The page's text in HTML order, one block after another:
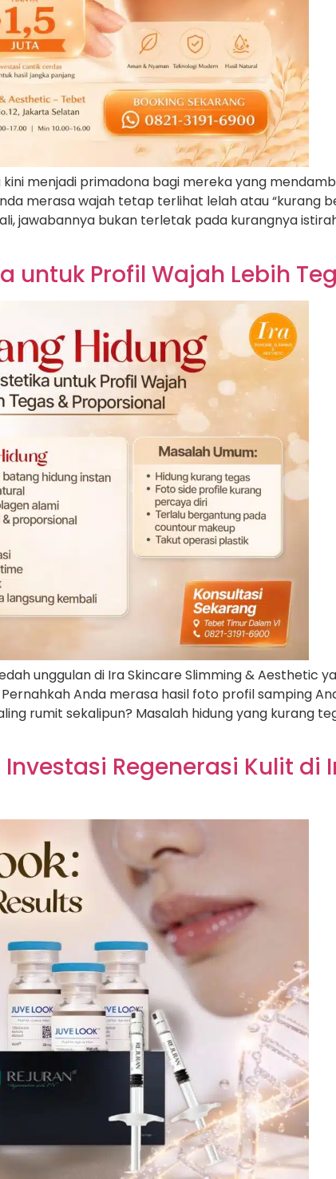
menjadi primadona bagi mereka yang
merasa wajah tetap terlihat lelah atau “kurang
jawabannya bukan terletak pada kurangnya
untuk Profil Wajah Lebih
unggulan di Ira Skincare Slimming & Aesthetic
Anda merasa hasil foto profil samping
rumit sekalipun? Masalah hidung yang kurang
Investasi Regenerasi Kulit